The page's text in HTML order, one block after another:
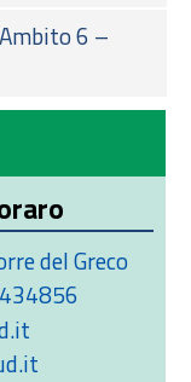
6 –
del Greco